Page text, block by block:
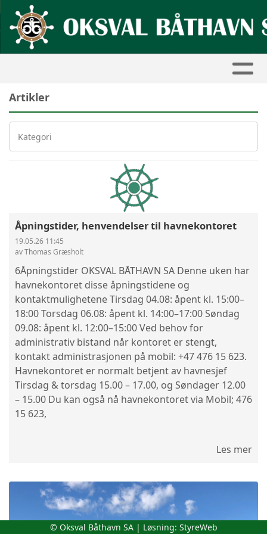
Artikler
Kategori
Åpningstider, henvendelser til havnekontoret
19.05.26 11:45
av Thomas Græsholt
6Åpningstider OKSVAL BÅTHAVN SA Denne uken har
havnekontoret disse åpningstidene og
kontaktmulighetene Tirsdag 04.08: åpent kl. 15:00–
18:00 Torsdag 06.08: åpent kl. 14:00–17:00 Søndag
09.08: åpent kl. 12:00–15:00 Ved behov for
administrativ bistand når kontoret er stengt,
kontakt administrasjonen på mobil: +47 476 15 623.
Havnekontoret er normalt betjent av havnesjef
Tirsdag & torsdag 15.00 – 17.00, og Søndager 12.00
– 15.00 Du kan også nå havnekontoret via Mobil; 476
15 623,
Les mer
© Oksval Båthavn SA | Løsning: StyreWeb